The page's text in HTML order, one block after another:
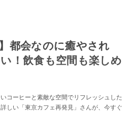
都会なのに癒やされ
！飲食も空間も楽しめ
コーヒーと素敵な空間でリフレッシュした
しい「東京カフェ再発見」さんが、今すぐ